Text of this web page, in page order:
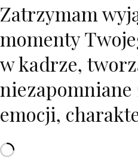
Zatrzymam
momenty
w kadrze,
niezapomniane
emocji,